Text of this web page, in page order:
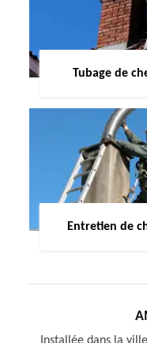
Tubage de
Entretien de